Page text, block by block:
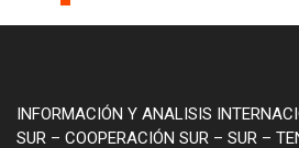
INFORMACIÓN Y ANALISIS
SUR – COOPERACIÓN SUR – SUR –